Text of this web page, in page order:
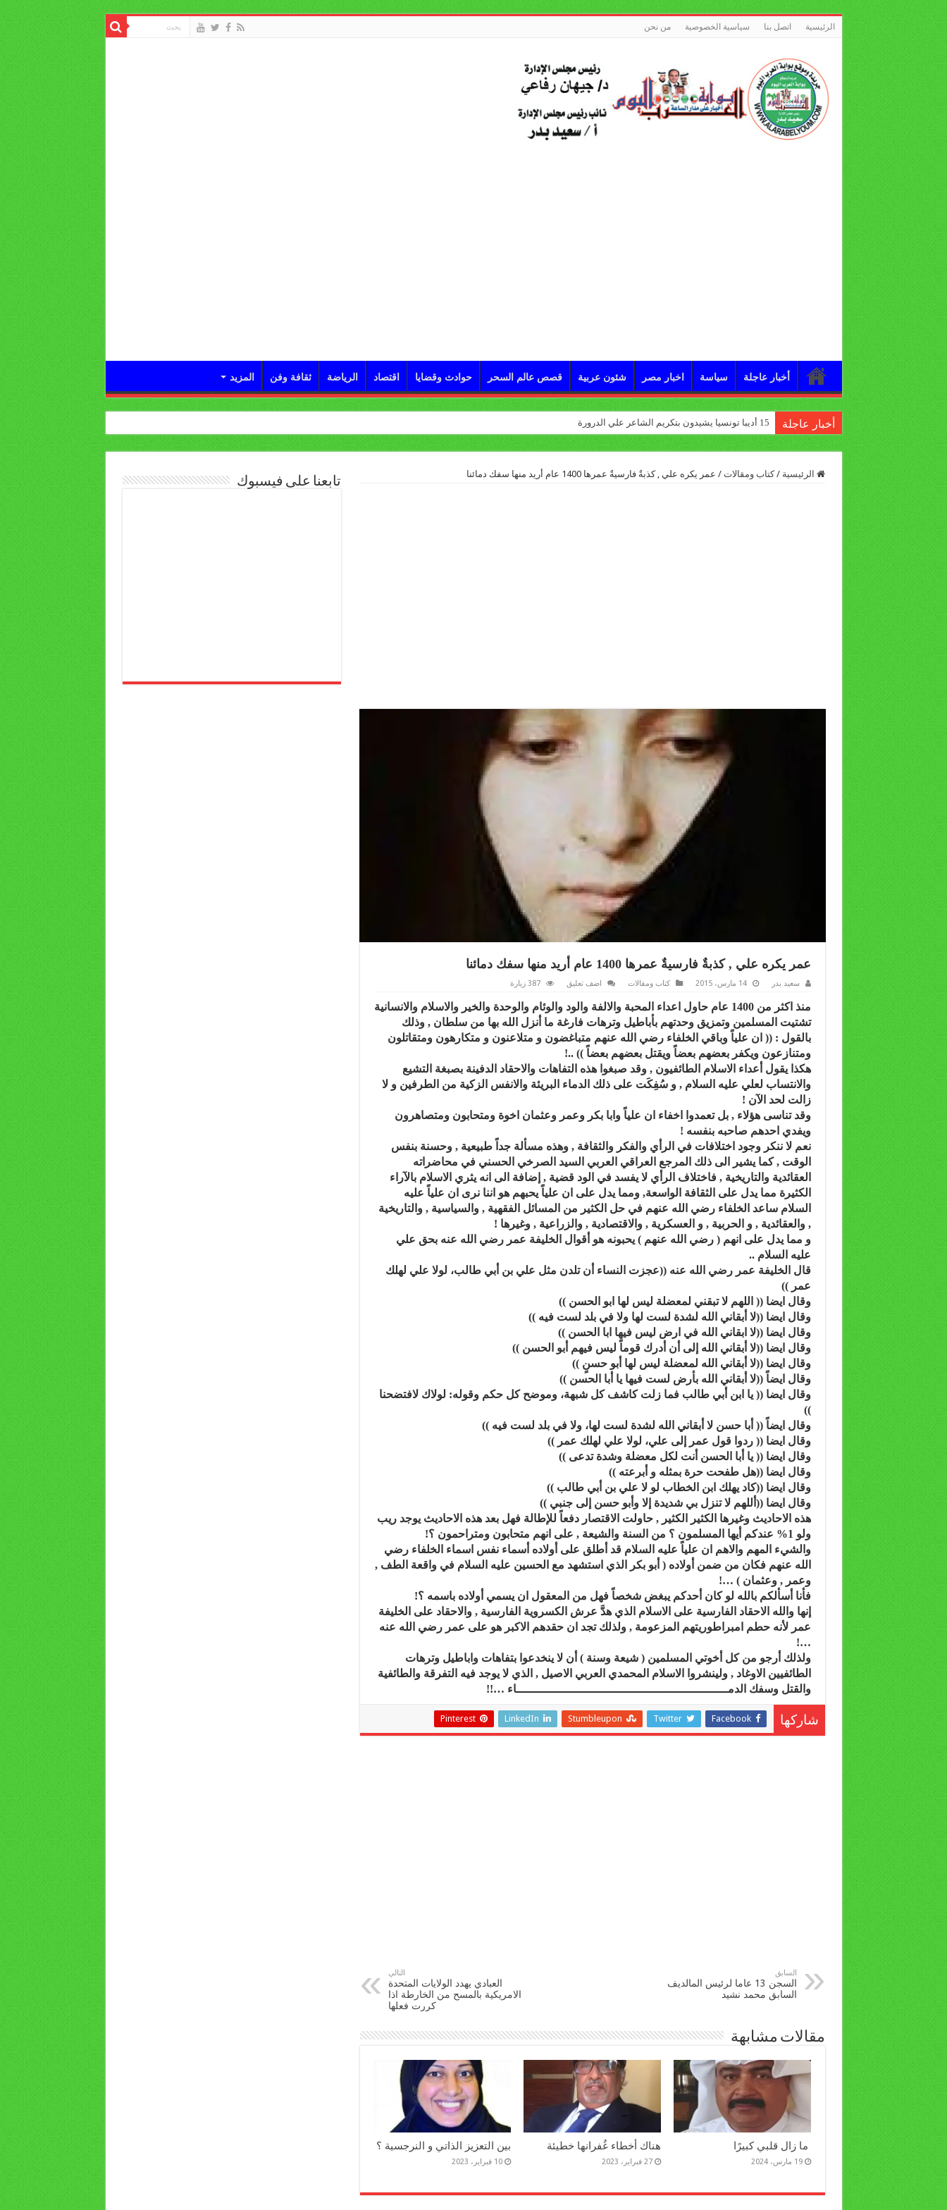
الرئيسية اتصل بنا سياسية الخصوصية من نحن
أخبار عاجلة سياسة اخبار مصر شئون عربية قصص عالم السحر حوادث وقضايا اقتصاد الرياضة ثقافة وفن المزيد
أخبار عاجلة 15 أديبا تونسيا يشيدون بتكريم الشاعر علي الدرورة
الرئيسية / كتاب ومقالات / عمر يكره علي , كذبةٌ فارسيةٌ عمرها 1400 عام أريد منها سفك دمائنا
عمر يكره علي , كذبةٌ فارسيةٌ عمرها 1400 عام أريد منها سفك دمائنا
سعيد بدر 14 مارس، 2015 كتاب ومقالات اضف تعليق 387 زيارة
منذ اكثر من 1400 عام حاول اعداء المحبة والالفة والود والوئام والوحدة والخير والاسلام والانسانية
تشتيت المسلمين وتمزيق وحدتهم بأباطيل وترهات فارغة ما أنزل الله بها من سلطان , وذلك
بالقول : (( ان علياً وباقي الخلفاء رضي الله عنهم متباغضون و متلاعنون و متكارهون ومتقاتلون
ومتنازعون ويكفر بعضهم بعضاً ويقتل بعضهم بعضاً )) ..!
هكذا يقول أعداء الاسلام الطائفيون , وقد صبغوا هذه التفاهات والاحقاد الدفينة بصبغة التشيع
والانتساب لعلي عليه السلام , و سُفِكَت على ذلك الدماء البريئة والانفس الزكية من الطرفين و لا
زالت لحد الآن !
وقد تناسى هؤلاء , بل تعمدوا اخفاء ان علياً وابا بكر وعمر وعثمان اخوة ومتحابون ومتصاهرون
ويفدي احدهم صاحبه بنفسه !
نعم لا ننكر وجود اختلافات في الرأي والفكر والثقافة , وهذه مسألة جداً طبيعية , وحسنة بنفس
الوقت , كما يشير الى ذلك المرجع العراقي العربي السيد الصرخي الحسني في محاضراته
العقائدية والتاريخية , فاختلاف الرأي لا يفسد في الود قضية , إضافة الى انه يثري الاسلام بالآراء
الكثيرة مما يدل على الثقافة الواسعة, ومما يدل على ان علياً يحبهم هو اننا نرى ان علياً عليه
السلام ساعد الخلفاء رضي الله عنهم في حل الكثير من المسائل الفقهية , والسياسية , والتاريخية
, والعقائدية , و الحربية , و العسكرية , والاقتصادية , والزراعية , وغيرها !
و مما يدل على انهم ( رضي الله عنهم ) يحبونه هو أقوال الخليفة عمر رضي الله عنه بحق علي
عليه السلام ..
قال الخليفة عمر رضي الله عنه ((عجزت النساء أن تلدن مثل علي بن أبي طالب، لولا علي لهلك
عمر ))
وقال ايضا (( اللهم لا تبقني لمعضلة ليس لها ابو الحسن ))
وقال ايضا ((لا أبقاني الله لشدة لست لها ولا في بلد لست فيه ))
وقال ايضا ((لا ابقاني الله في ارض ليس فيها ابا الحسن ))
وقال ايضا ((لا أبقاني الله إلى أن أدرك قوماً ليس فيهم أبو الحسن ))
وقال ايضا ((لا أبقاني الله لمعضلة ليس لها أبو حسنٍ ))
وقال ايضاً ((لا أبقاني الله بأرض لست فيها يا أبا الحسن ))
وقال ايضا (( يا ابن أبي طالب فما زلت كاشف كل شبهة، وموضح كل حكم وقوله: لولاك لافتضحنا
))
وقال ايضاً (( أبا حسن لا أبقاني الله لشدة لست لها، ولا في بلد لست فيه ))
وقال ايضا (( ردوا قول عمر إلى علي، لولا علي لهلك عمر ))
وقال ايضا (( يا أبا الحسن أنت لكل معضلة وشدة تدعى ))
وقال ايضا ((هل طفحت حرة بمثله و أبرعته ))
وقال ايضا ((كاد يهلك ابن الخطاب لو لا علي بن أبي طالب ))
وقال ايضا ((أللهم لا تنزل بي شديدة إلا وأبو حسن إلى جنبي ))
هذه الاحاديث وغيرها الكثير الكثير , حاولت الاقتصار دفعاً للإطالة فهل بعد هذه الاحاديث يوجد ريب
ولو 1% عندكم أيها المسلمون ؟ من السنة والشيعة , على انهم متحابون ومتراحمون ؟!
والشيء المهم والاهم ان علياً عليه السلام قد أطلق على أولاده أسماء نفس اسماء الخلفاء رضي
الله عنهم فكان من ضمن أولاده ( أبو بكر الذي استشهد مع الحسين عليه السلام في واقعة الطف ,
وعمر , وعثمان ) …!
فأنا أسألكم بالله لو كان أحدكم يبغض شخصاً فهل من المعقول ان يسمي أولاده باسمه ؟!
إنها والله الاحقاد الفارسية على الاسلام الذي هدَّ عرش الكسروية الفارسية , والاحقاد على الخليفة
عمر لأنه حطم امبراطوريتهم المزعومة , ولذلك تجد ان حقدهم الاكبر هو على عمر رضي الله عنه
…!
ولذلك أرجو من كل أخوتي المسلمين ( شيعة وسنة ) أن لا ينخدعوا بتفاهات واباطيل وترهات
الطائفيين الاوغاد , ولينشروا الاسلام المحمدي العربي الاصيل , الذي لا يوجد فيه التفرقة والطائفية
والقتل وسفك الدمــــــــــــــــــــــــــــــــــــــــــــــــــــــــــــاء …!!
شاركها Facebook
Twitter
Stumbleupon
LinkedIn
Pinterest
السابق
السجن 13 عاما لرئيس المالديف
السابق محمد نشيد
التالي
العبادي يهدد الولايات المتحدة
الامريكية بالمسح من الخارطة اذا
كررت فعلها
مقالات مشابهة
ما زال قلبي كبيرًا
19 مارس، 2024
هناك أخطاء غُفرانها خطيئة
27 فبراير، 2023
بين التعزيز الذاتي و النرجسية ؟
10 فبراير، 2023
تابعنا على فيسبوك